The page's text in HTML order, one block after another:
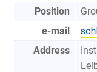
Position
e-mail
Address